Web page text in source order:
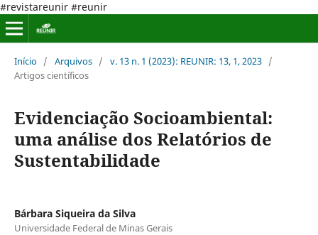
#revistareunir #reunir
Início / Arquivos / v. 13 n. 1 (2023): REUNIR: 13, 1, 2023 /
Artigos científicos
Evidenciação Socioambiental:
uma análise dos Relatórios de
Sustentabilidade
Bárbara Siqueira da Silva
Universidade Federal de Minas Gerais